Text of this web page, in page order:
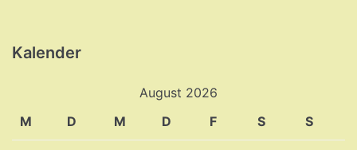
Kalender
August 2026
M
D M D F S S